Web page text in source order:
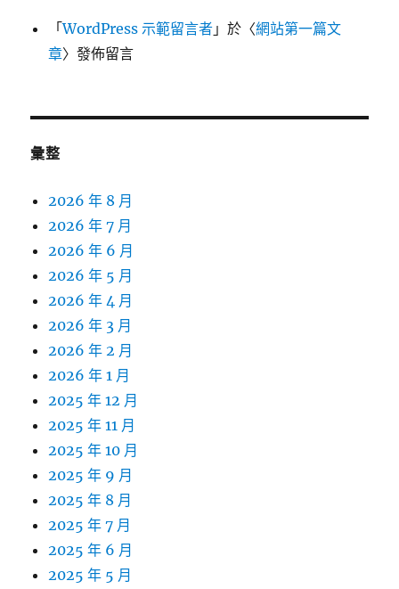
「WordPress 示範留言者 」於〈網站第一篇文
章〉發佈留言
彙整
2026 年 8 月
2026 年 7 月
2026 年 6 月
2026 年 5 月
2026 年 4 月
2026 年 3 月
2026 年 2 月
2026 年 1 月
2025 年 12 月
2025 年 11 月
2025 年 10 月
2025 年 9 月
2025 年 8 月
2025 年 7 月
2025 年 6 月
2025 年 5 月